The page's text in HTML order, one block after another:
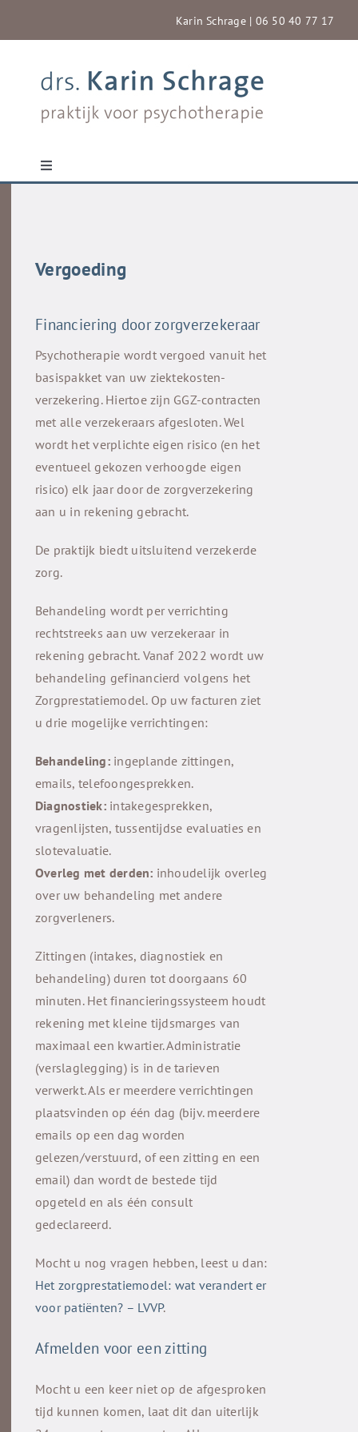
Karin Schrage | 06 50 40 77 17
Toggle
Navigation
Voor wie
Vergoeding
Beroepsrichtlijnen
Contact en aanmelding
Vergoeding
Financiering door zorgverzekeraar
Psychotherapie wordt vergoed vanuit het
basispakket van uw ziektekosten­
verzekering. Hiertoe zijn GGZ-contracten
met alle verzekeraars afgesloten. Wel
wordt het verplichte eigen risico (en het
eventueel gekozen verhoogde eigen
risico) elk jaar door de zorgverzekering
aan u in rekening gebracht.
De praktijk biedt uitsluitend verzekerde
zorg.
Behandeling wordt per verrichting
rechtstreeks aan uw verzekeraar in
rekening gebracht. Vanaf 2022 wordt uw
behandeling gefinancierd volgens het
Zorgprestatie­model. Op uw facturen ziet
u drie mogelijke verrichtingen:
Behandeling:ingeplande zittingen,
emails, telefoongesprekken.
Diagnostiek:intakegesprekken,
vragenlijsten, tussentijdse evaluaties en
slotevaluatie.
Overleg met derden: inhoudelijk overleg
over uw behandeling met andere
zorgverleners.
Zittingen (intakes, diagnostiek en
behandeling) duren tot doorgaans 60
minuten. Het financierings­systeem houdt
rekening met kleine tijdsmarges van
maximaal een kwartier. Administratie
(verslaglegging) is in de tarieven
verwerkt. Als er meerdere verrichtingen
plaatsvinden op één dag (bijv. meerdere
emails op een dag worden
gelezen/verstuurd, of een zitting en een
email) dan wordt de bestede tijd
opgeteld en als één consult
gedeclareerd.
Mocht u nog vragen hebben, leest u dan:
Het zorgprestatiemodel: wat verandert er
voor patiënten? – LVVP.
Afmelden voor een zitting
Mocht u een keer niet op de afgesproken
tijd kunnen komen, laat dit dan uiterlijk